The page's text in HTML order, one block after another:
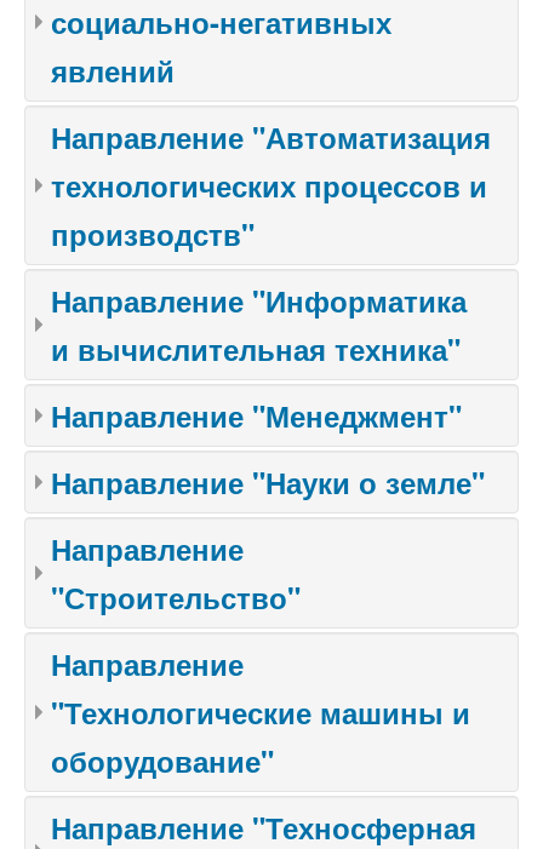
социально-негативных
явлений
Направление "Автоматизация
технологических процессов и
производств"
Направление "Информатика
и вычислительная техника"
Направление "Менеджмент"
Направление "Науки о земле"
Направление
"Строительство"
Направление
"Технологические машины и
оборудование"
Направление "Техносферная